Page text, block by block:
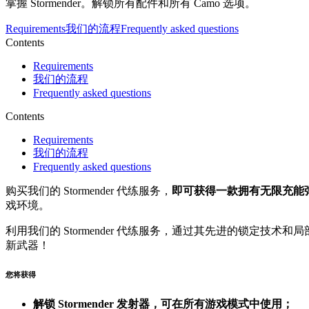
掌握 Stormender。解锁所有配件和所有 Camo 选项。
Requirements我们的流程Frequently asked questions
Contents
Requirements
我们的流程
Frequently asked questions
Contents
Requirements
我们的流程
Frequently asked questions
购买我们的 Stormender 代练服务， 即可获得一款拥有无限充能
戏环境。
利用我们的 Stormender 代练服务，通过其先进的锁定技术和局
新武器！
您将获得
解锁 Stormender 发射器，可在所有游戏模式中使用；